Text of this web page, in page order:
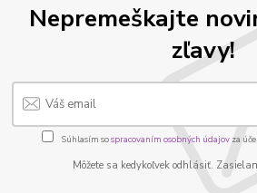
Nepremeškajte
zľavy!
Súhlasím sospracovaním osobných údajov za
Môžete sa kedykoľvek odhlásiť.